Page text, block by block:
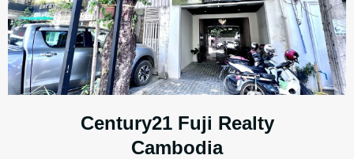
Century21 Fuji Realty
Cambodia